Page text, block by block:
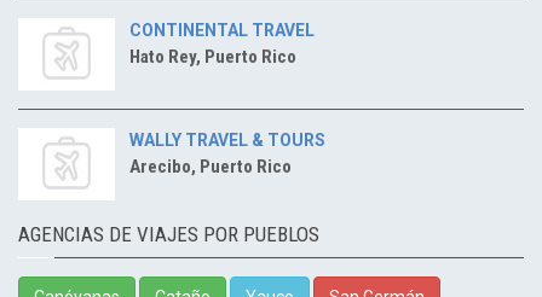
CONTINENTAL TRAVEL
Hato Rey, Puerto Rico
WALLY TRAVEL & TOURS
Arecibo, Puerto Rico
AGENCIAS DE VIAJES POR PUEBLOS